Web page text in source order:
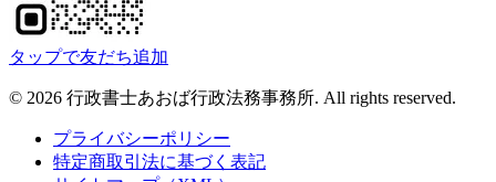
タップで友だち追加
© 2026 行政書士あおば行政法務事務所. All rights reserved.
プライバシーポリシー
特定商取引法に基づく表記